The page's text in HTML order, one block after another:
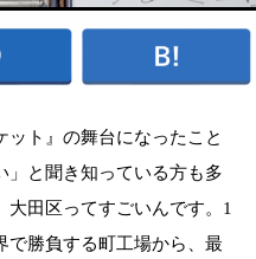
ト』の舞台になったこと
」と聞き知っている方も多
田区ってすごいんです。1
で勝負する町工場から、最